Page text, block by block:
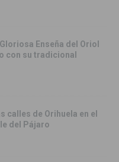
Enseña del Oriol
con su tradicional
calles de Orihuela en el
del Pájaro